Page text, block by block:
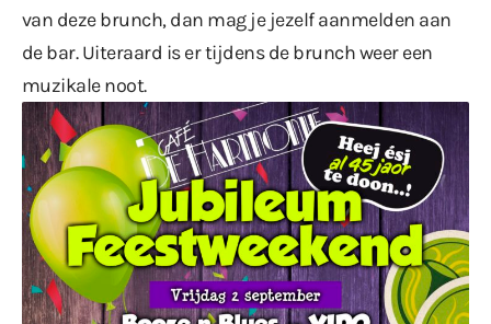
van deze brunch, dan mag je jezelf aanmelden aan
de bar. Uiteraard is er tijdens de brunch weer een
muzikale noot.